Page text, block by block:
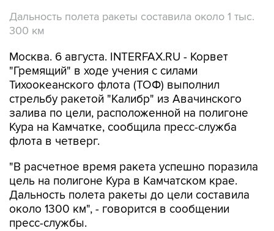
Дальность полета ракеты составила около 1 тыс.
300 км
Москва. 6 августа. INTERFAX.RU - Корвет
"Гремящий" в ходе учения с силами
Тихоокеанского флота (ТОФ) выполнил
стрельбу ракетой "Калибр" из Авачинского
залива по цели, расположенной на полигоне
Кура на Камчатке, сообщила пресс-служба
флота в четверг.
"В расчетное время ракета успешно поразила
цель на полигоне Кура в Камчатском крае.
Дальность полета ракеты до цели составила
около 1300 км", - говорится в сообщении
пресс-службы.